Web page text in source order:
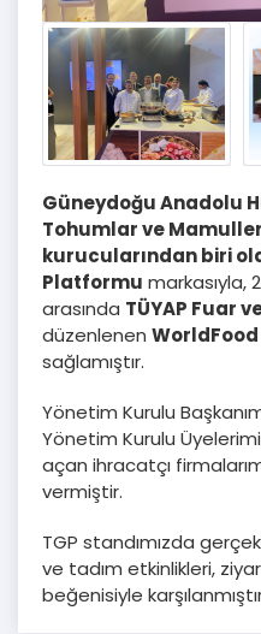
Güneydoğu Anadolu
Tohumlar ve
kurucularından biri
Platformu markasıyla,
arasında TÜYAP Fuar
düzenlenen
sağlamıştır.
Yönetim Kurulu
Yönetim Kurulu
açan ihracatçı
vermiştir.
TGP standımızda
ve tadım etkinlikleri,
beğenisiyle